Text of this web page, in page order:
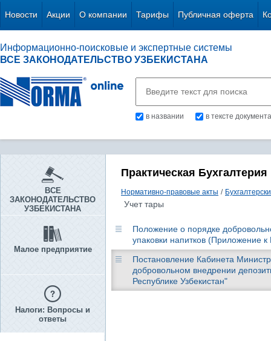
Новости Акции О компании Тарифы Публичная оферта
Информационно-поисковые и экспертные системы
ВСЕ ЗАКОНОДАТЕЛЬСТВО УЗБЕКИСТАНА
в названии в тексте документа
ВСЕ
ЗАКОНОДАТЕЛЬСТВО
УЗБЕКИСТАНА
Малое предприятие
Налоги: Вопросы и
ответы
Практическая Бухгалтерия
Нормативно-правовые акты /
Учет тары
Положение о порядке
упаковки напитков (Приложение
Постановление Кабинета
добровольном внедрении
Республике Узбекистан"